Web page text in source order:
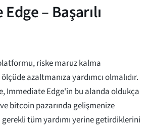
– Başarılı
riske maruz kalma
azaltmanıza yardımcı olmalıdır.
Immediate Edge'in bu alanda oldukça
bitcoin pazarında gelişmenize
tüm yardımı yerine getirdiklerini